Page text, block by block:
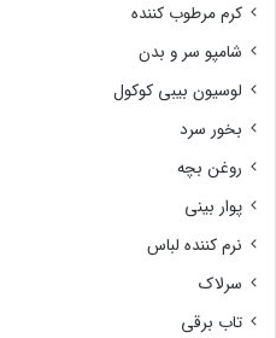
کرم مرطوب کننده
شامپو سر و بدن
لوسیون بیبی کوکول
بخور سرد
روغن بچه
پوار بینی
نرم کننده لباس
سرلاک
تاب برقی